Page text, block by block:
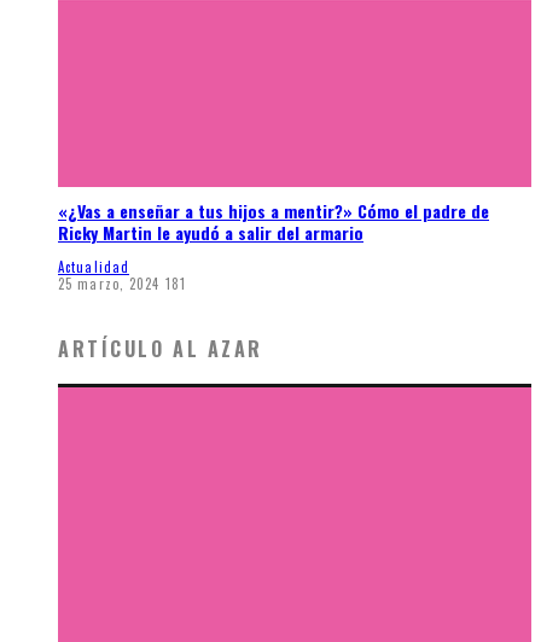
«¿Vas a enseñar a tus hijos a mentir?» Cómo el padre de
Ricky Martin le ayudó a salir del armario
Actualidad
25 marzo, 2024 181
ARTÍCULO AL AZAR